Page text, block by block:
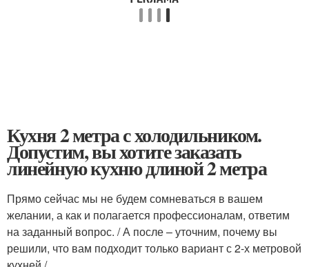
Кухня 2 метра с холодильником.
Допустим, вы хотите заказать
линейную кухню длиной 2 метра
Прямо сейчас мы не будем сомневаться в вашем
желании, а как и полагается профессионалам, ответим
на заданный вопрос. / А после – уточним, почему вы
решили, что вам подходит только вариант с 2-х метровой